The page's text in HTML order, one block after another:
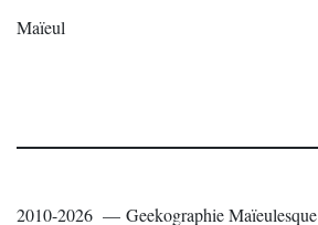
Maïeul
2010-2026 — Geekographie Maïeulesque